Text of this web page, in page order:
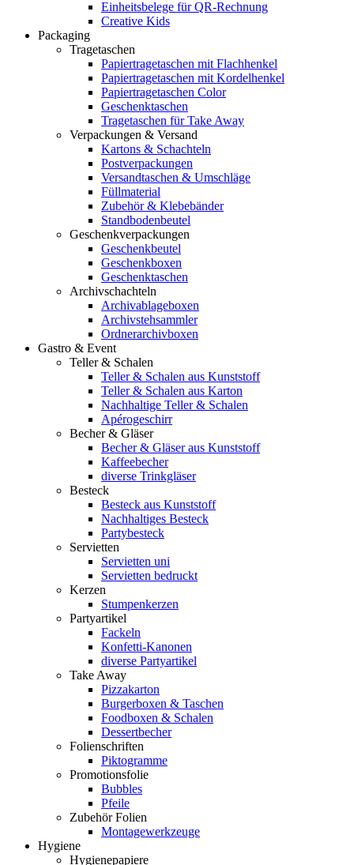
Einheitsbelege für QR-Rechnung
Creative Kids
Packaging
Tragetaschen
Papiertragetaschen mit Flachhenkel
Papiertragetaschen mit Kordelhenkel
Papiertragetaschen Color
Geschenktaschen
Tragetaschen für Take Away
Verpackungen & Versand
Kartons & Schachteln
Postverpackungen
Versandtaschen & Umschläge
Füllmaterial
Zubehör & Klebebänder
Standbodenbeutel
Geschenkverpackungen
Geschenkbeutel
Geschenkboxen
Geschenktaschen
Archivschachteln
Archivablageboxen
Archivstehsammler
Ordnerarchivboxen
Gastro & Event
Teller & Schalen
Teller & Schalen aus Kunststoff
Teller & Schalen aus Karton
Nachhaltige Teller & Schalen
Apérogeschirr
Becher & Gläser
Becher & Gläser aus Kunststoff
Kaffeebecher
diverse Trinkgläser
Besteck
Besteck aus Kunststoff
Nachhaltiges Besteck
Partybesteck
Servietten
Servietten uni
Servietten bedruckt
Kerzen
Stumpenkerzen
Partyartikel
Fackeln
Konfetti-Kanonen
diverse Partyartikel
Take Away
Pizzakarton
Burgerboxen & Taschen
Foodboxen & Schalen
Dessertbecher
Folienschriften
Piktogramme
Promotionsfolie
Bubbles
Pfeile
Zubehör Folien
Montagewerkzeuge
Hygiene
Hygienepapiere